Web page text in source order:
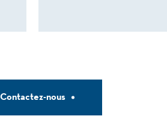
Contactez-nous